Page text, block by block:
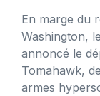
En marge du
Washington,
annoncé le
Tomahawk,
armes